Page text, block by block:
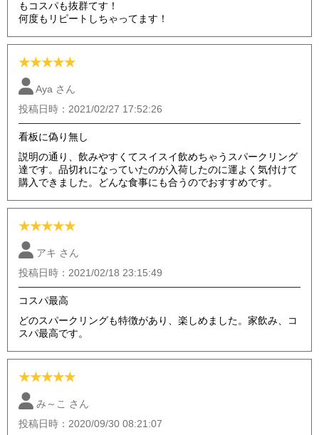
もコスパも抜群てす！
何度もリピートしちゃってます！
★★★★★
Aya さん
投稿日時：2021/02/27 17:52:26
看板に偽り無し
説明の通り、飲みやすくてスイスイ飲めちゃうスパークリング
達です。品切れになっていたのが入荷したのに運よく気付けて
購入できました。どんな食事にも合うのでおすすめです。
★★★★★
アキ さん
投稿日時：2021/02/18 23:15:49
コスパ最高
どのスパークリングも特徴があり、楽しめました。家飲み、コ
スパ最高です。
★★★★★
み～こ さん
投稿日時：2020/09/30 08:21:07